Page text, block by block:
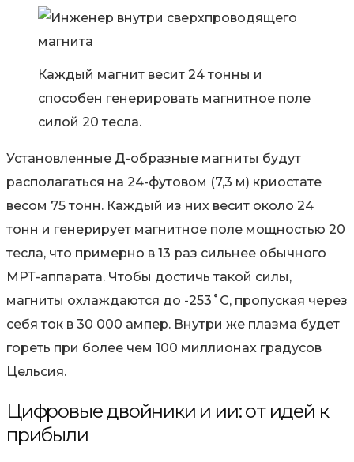
Каждый магнит весит 24 тонны и
способен генерировать магнитное поле
силой 20 тесла.
Установленные Д-образные магниты будут
располагаться на 24-футовом (7,3 м) криостате
весом 75 тонн. Каждый из них весит около 24
тонн и генерирует магнитное поле мощностью 20
тесла, что примерно в 13 раз сильнее обычного
МРТ-аппарата. Чтобы достичь такой силы,
магниты охлаждаются до -253˚C, пропуская через
себя ток в 30 000 ампер. Внутри же плазма будет
гореть при более чем 100 миллионах градусов
Цельсия.
Цифровые двойники и ии: от идей к
прибыли